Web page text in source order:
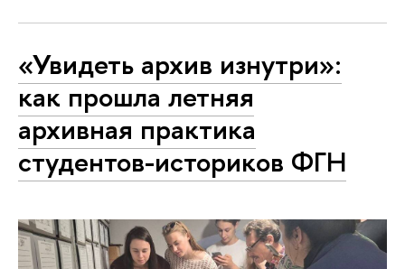
«Увидеть архив изнутри»:
как прошла летняя
архивная практика
студентов-историков ФГН